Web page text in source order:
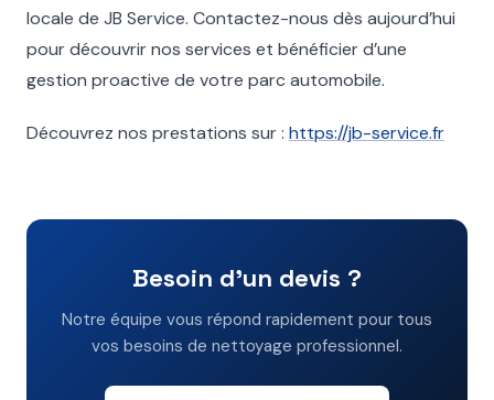
locale de JB Service. Contactez-nous dès aujourd’hui
pour découvrir nos services et bénéficier d’une
gestion proactive de votre parc automobile.
Découvrez nos prestations sur : https://jb-service.fr
Besoin d'un devis ?
Notre équipe vous répond rapidement pour tous
vos besoins de nettoyage professionnel.